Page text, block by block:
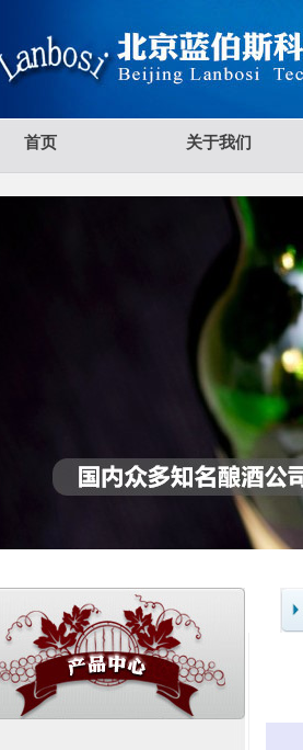
首页 关于我们